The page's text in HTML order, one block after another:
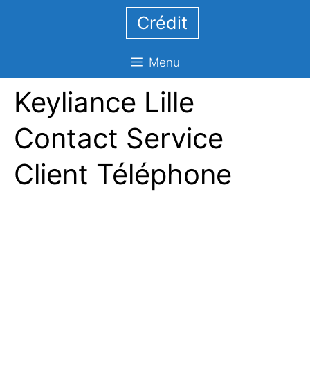
Crédit
Menu
Keyliance Lille
Contact Service
Client Téléphone